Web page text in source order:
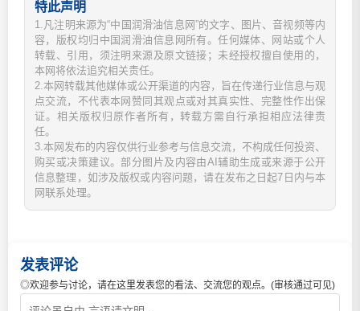
特此声明
1.凡注明来源为“中国润滑油信息网”的文字、图片、音视频等内
容，版权均归中国润滑油信息网所有。任何媒体、网站或个人
转载、引用，须注明来源及原文链接；未经授权擅自使用的，
本网将依法追究相关责任。
2.本网转载其他媒体或公开渠道的内容，旨在传递行业信息与观
点交流，不代表本网赞同其观点或对其真实性、完整性作出保
证。相关版权归原作者所有，转载方需自行承担相应法律责
任。
3.本网发布的内容仅供行业参考与信息交流，不构成任何投资、
购买或决策建议。部分图片及内容由AI辅助生成或来源于公开
信息整理，如涉及版权或内容问题，请在发布之日起7日内与本
网联系处理。
发表评论
◎欢迎参与讨论，请在这里发表您的看法、交流您的观点。(审核通过可见)